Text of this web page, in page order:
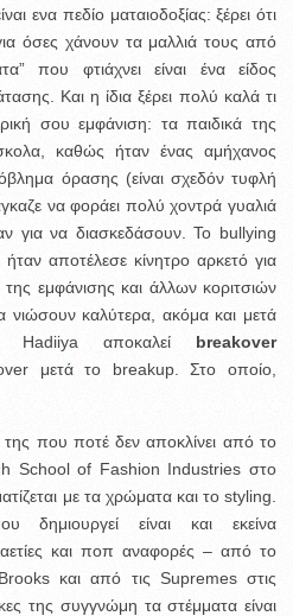
ενα πεδίο ματαιοδοξίας: ξέρει ότι
όσες χάνουν τα μαλλιά τους από
που φτιάχνει είναι ένα είδος
Και η ίδια ξέρει πολύ καλά τι
σου εμφάνιση: τα παιδικά της
καθώς ήταν ένας αμήχανος
όρασης (είναι σχεδόν τυφλή
να φοράει πολύ χοντρά γυαλιά
για να διασκεδάσουν. Το bullying
αποτέλεσε κίνητρο αρκετό για
εμφάνισης και άλλων κοριτσιών
νιώσουν καλύτερα, ακόμα και μετά
αποκαλεί breakover
μετά το breakup. Στο οποίο,
που ποτέ δεν αποκλίνει από το
School of Fashion Industries στο
με τα χρώματα και το styling.
δημιουργεί είναι και εκείνα
και ποπ αναφορές – από το
και από τις Supremes στις
της συγγνώμη τα στέμματα είναι